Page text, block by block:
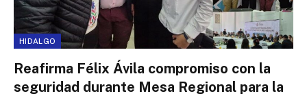
HIDALGO
Reafirma Félix Ávila compromiso con la
seguridad durante Mesa Regional para la